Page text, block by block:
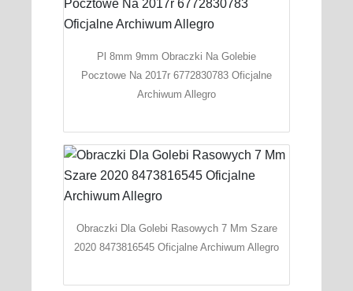
Pl 8mm 9mm Obraczki Na Golebie
Pocztowe Na 2017r 6772830783 Oficjalne
Archiwum Allegro
Obraczki Dla Golebi Rasowych 7 Mm Szare
2020 8473816545 Oficjalne Archiwum Allegro